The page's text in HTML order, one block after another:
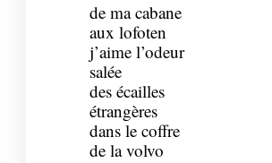
de ma cabane
aux lofoten
j’aime l’odeur
salée
des écailles
étrangères
dans le coffre
de la volvo